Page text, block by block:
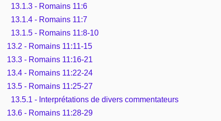
13.1.3 - Romains 11:6
13.1.4 - Romains 11:7
13.1.5 - Romains 11:8-10
13.2 - Romains 11:11-15
13.3 - Romains 11:16-21
13.4 - Romains 11:22-24
13.5 - Romains 11:25-27
13.5.1 - Interprétations de divers commentateurs
13.6 - Romains 11:28-29